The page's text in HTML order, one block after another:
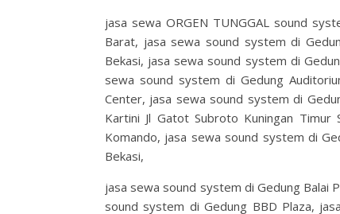
jasa sewa ORGEN TUNGGAL sound
Barat, jasa sewa sound system di
Bekasi, jasa sewa sound system di
sewa sound system di Gedung
Center, jasa sewa sound system di
Kartini Jl Gatot Subroto Kuningan Timur
Komando, jasa sewa sound system di
Bekasi,
jasa sewa sound system di Gedung Balai
sound system di Gedung BBD Plaza,